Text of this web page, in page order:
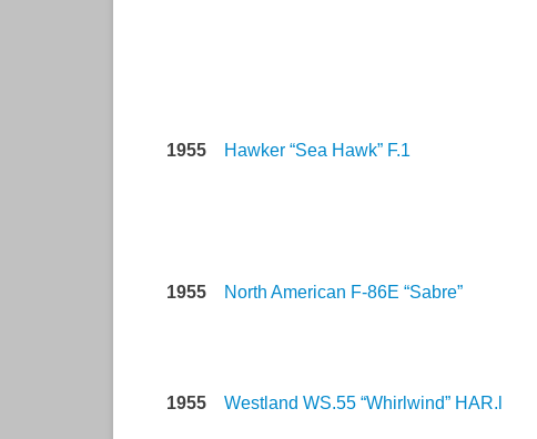
1955 Hawker “Sea Hawk” F.1
1955 North American F-86E “Sabre”
1955 Westland WS.55 “Whirlwind” HAR.l